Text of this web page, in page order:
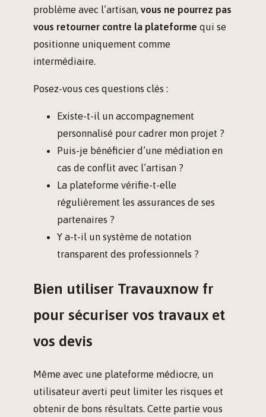
problème avec l’artisan, vous ne pourrez pas
vous retourner contre la plateforme qui se
positionne uniquement comme
intermédiaire.
Posez-vous ces questions clés :
Existe-t-il un accompagnement
personnalisé pour cadrer mon projet ?
Puis-je bénéficier d’une médiation en
cas de conflit avec l’artisan ?
La plateforme vérifie-t-elle
régulièrement les assurances de ses
partenaires ?
Y a-t-il un système de notation
transparent des professionnels ?
Bien utiliser Travauxnow fr
pour sécuriser vos travaux et
vos devis
Même avec une plateforme médiocre, un
utilisateur averti peut limiter les risques et
obtenir de bons résultats. Cette partie vous